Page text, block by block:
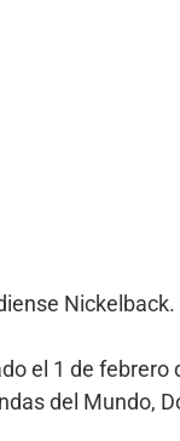
Nickelback.
el 1 de febrero
del Mundo,